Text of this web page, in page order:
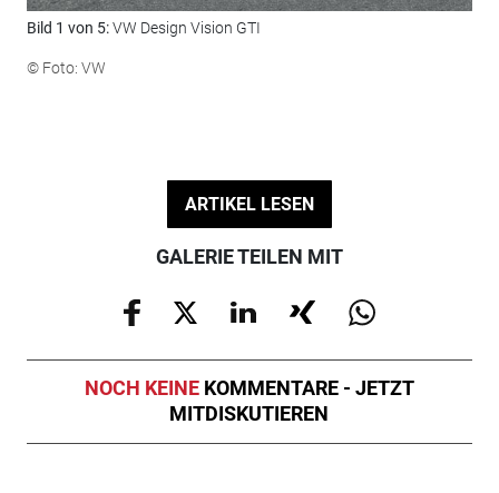
Bild 1 von 5:VW Design Vision GTI
© Foto: VW
ARTIKEL LESEN
GALERIE TEILEN MIT
NOCH KEINE KOMMENTARE - JETZT
MITDISKUTIEREN